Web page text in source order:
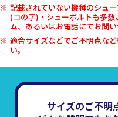
記載されていない機種のシュ
(コの字)・シューボルトも多
ム、あるいはお電話にてお問い
適合サイズなどでご不明点な
い。
サイズのご不明